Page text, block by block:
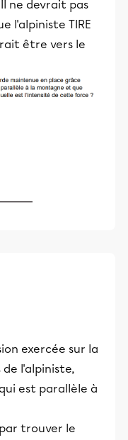
ne devrait pas
l'alpiniste TIRE
être vers le
exercée sur la
l'alpiniste,
est parallèle à
trouver le